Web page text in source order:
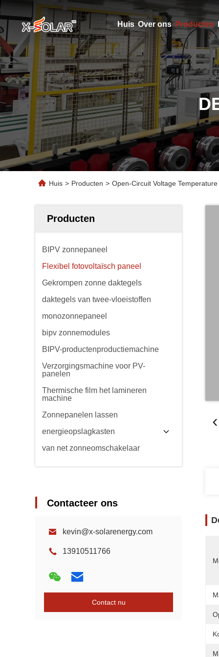
Huis Over ons Producten
Huis > Producten > Open-Circuit Voltage
Producten
BIPV zonnepaneel
Flexibel fotovoltaïsch paneel
Gekrompen zonne daktegels
daktegels van twee-vloeistoffen
monozonnepaneel
bipv zonnemodules
BIPV-productenproductiemachine
Verzorgingsmachine voor PV-
panelen
Thermische film het lamineren
machine
Zonnepanelen lassen
energieopslagkasten
van net zonneomschakelaar
Contacteer ons
kevin@x-solarenergy.com
13910511766
Contact nu